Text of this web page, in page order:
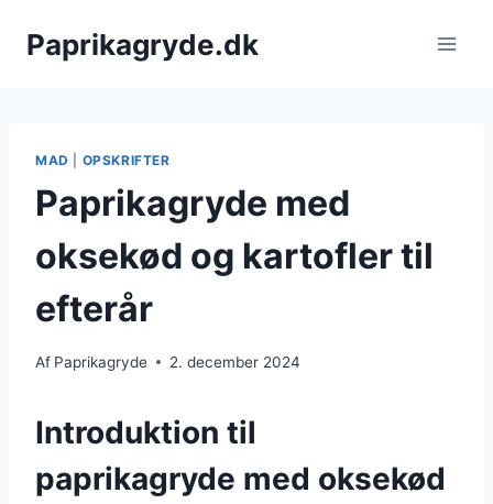
Paprikagryde.dk
MAD OPSKRIFTER
Paprikagryde med
oksekød og kartofler til
efterår
Af Paprikagryde 2. december 2024
Introduktion til
paprikagryde med oksekød